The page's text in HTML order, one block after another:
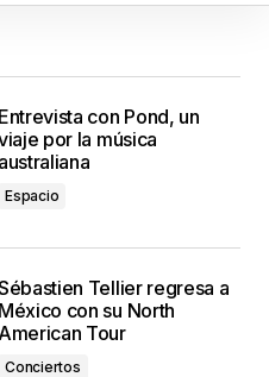
al Auditorio Nacional
Entrevista con Pond, un
por la música
australiana
Espacio
Tellier regresa a
México con su North
American Tour
Conciertos